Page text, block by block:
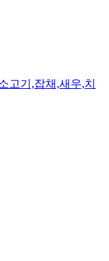
고기,잡채,새우,치